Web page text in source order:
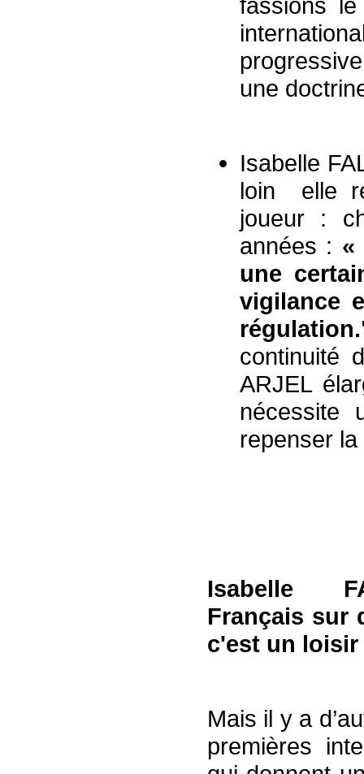
une
Isabelle
loin elle
joueur :
années : «
une
vigilance
continuité
ARJEL
nécessite
repenser
Isabelle
Français sur
c'est un
Mais il y a
premières